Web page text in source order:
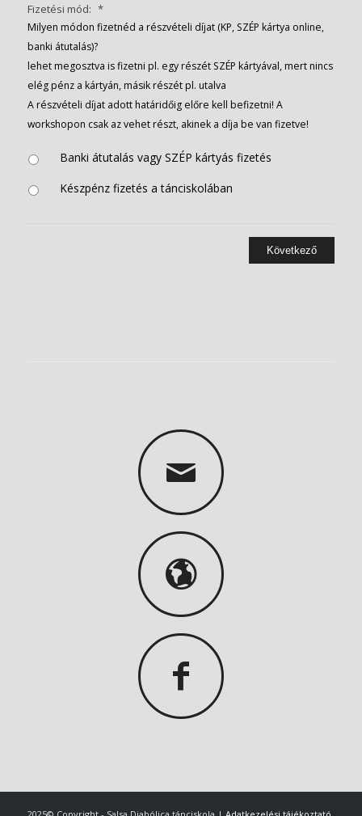
Fizetési mód: *
Milyen módon fizetnéd a részvételi díjat (KP, SZÉP kártya online,
banki átutalás)?
lehet megosztva is fizetni pl. egy részét SZÉP kártyával, mert nincs
elég pénz a kártyán, másik részét pl. utalva
A részvételi díjat adott határidőig előre kell befizetni! A
workshopon csak az vehet részt, akinek a díja be van fizetve!
Banki átutalás vagy SZÉP kártyás fizetés
Készpénz fizetés a tánciskolában
Következő